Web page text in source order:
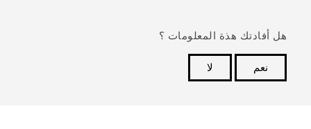
هل أفادتك هذة المعلومات ؟
نعم
لا